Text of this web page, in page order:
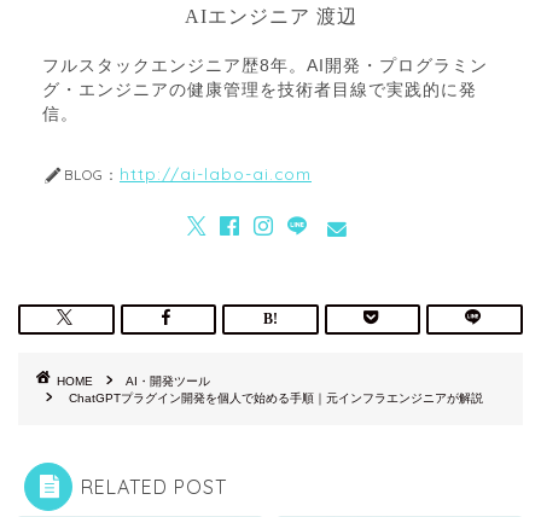
AIエンジニア 渡辺
フルスタックエンジニア歴8年。AI開発・プログラミン
グ・エンジニアの健康管理を技術者目線で実践的に発
信。
BLOG： http://ai-labo-ai.com
HOME
AI・開発ツール
ChatGPTプラグイン開発を個人で始める手順｜元インフラエンジニアが解説
RELATED POST